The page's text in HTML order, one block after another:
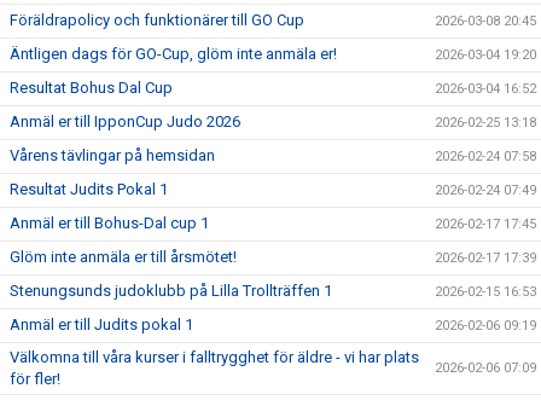
Föräldrapolicy och funktionärer till GO Cup 2026-03-08 20:45
Äntligen dags för GO-Cup, glöm inte anmäla er! 2026-03-04 19:20
Resultat Bohus Dal Cup 2026-03-04 16:52
Anmäl er till IpponCup Judo 2026 2026-02-25 13:18
Vårens tävlingar på hemsidan 2026-02-24 07:58
Resultat Judits Pokal 1 2026-02-24 07:49
Anmäl er till Bohus-Dal cup 1 2026-02-17 17:45
Glöm inte anmäla er till årsmötet! 2026-02-17 17:39
Stenungsunds judoklubb på Lilla Trollträffen 1 2026-02-15 16:53
Anmäl er till Judits pokal 1 2026-02-06 09:19
Välkomna till våra kurser i falltrygghet för äldre - vi har plats
för fler!
2026-02-06 07:09